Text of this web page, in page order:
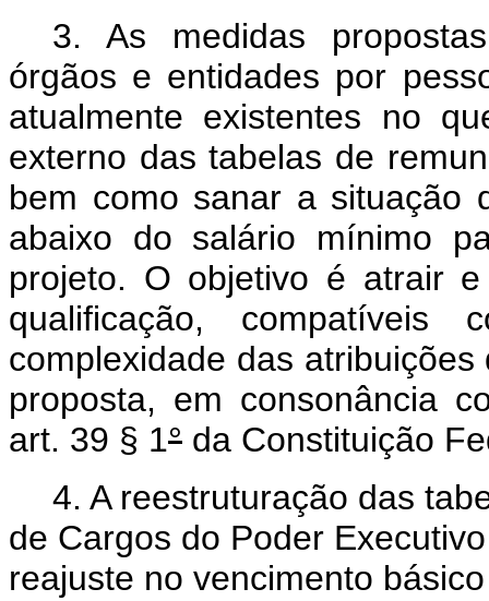
3. As medidas
órgãos e entidades por
atualmente existentes no
externo das tabelas de
bem como sanar a situação
abaixo do salário mínimo
projeto. O objetivo é atrair
qualificação,
complexidade das
proposta, em consonância
art. 39 § 1° da Constituição
4. A reestruturação das
de Cargos do Poder
reajuste no vencimento